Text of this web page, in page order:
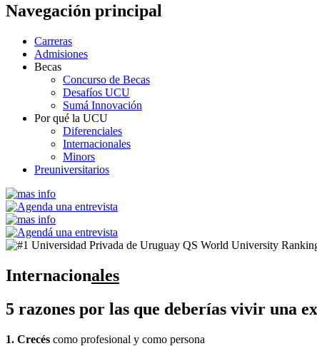
Navegación principal
Carreras
Admisiones
Becas
Concurso de Becas
Desafíos UCU
Sumá Innovación
Por qué la UCU
Diferenciales
Internacionales
Minors
Preuniversitarios
Internacionales
5 razones por las que deberías vivir una
1. Crecés como profesional y como persona